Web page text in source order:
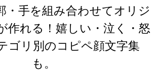
・手を組み合わせてオリジ
作れる！嬉しい・泣く・怒
ゴリ別のコピペ顔文字集
も。